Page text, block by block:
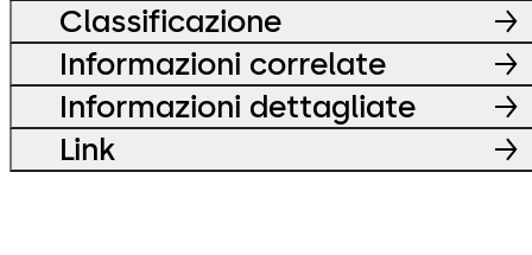
Classificazione
Informazioni correlate
Informazioni dettagliate
Link